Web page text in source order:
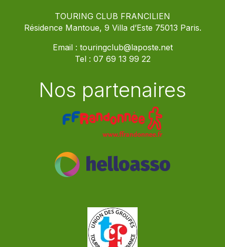
TOURING CLUB FRANCILIEN
Résidence Mantoue, 9 Villa d’Este 75013 Paris.
Email : touringclub@laposte.net
Tel : 07 69 13 99 22
Nos partenaires